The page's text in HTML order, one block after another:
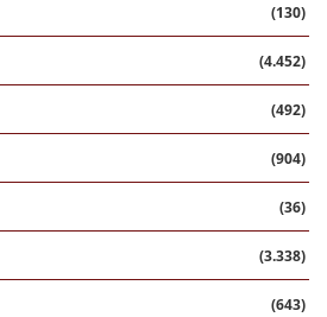
(130)
(4.452)
(492)
(904)
(36)
(3.338)
(643)